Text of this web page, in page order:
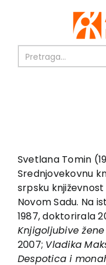
O nama
Knjige
U pripremi
Akcija
Autori
Vesti
Svetlana Tomin
Srednjovekovnu
srpsku
Novom Sadu. Na
1987, doktorirala
Knjigoljubive
2007; Vladika
Despotica i